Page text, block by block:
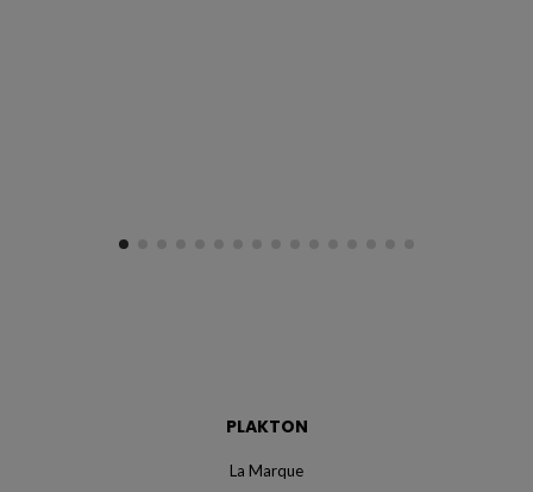
PLAKTON
La Marque